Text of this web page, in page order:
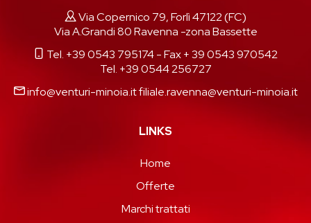
Via Copernico 79, Forlì 47122 (FC)
Via A.Grandi 80 Ravenna -zona Bassette
Tel. +39 0543 795174- Fax + 39 0543 970542
Tel. +39 0544 256727
info@venturi-minoia.itfiliale.ravenna@venturi-minoia.it
LINKS
Home
Offerte
Marchi trattati